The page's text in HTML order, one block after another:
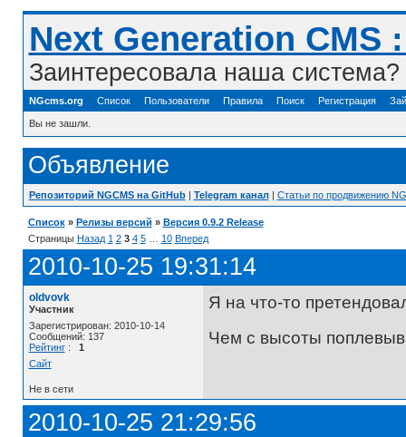
Next Generation
Заинтересовала наша
NGcms.org Список Пользователи Правила Поиск Регистрация
Вы не зашли.
Объявление
Репозиторий NGCMS на GitHub| Telegram канал| Статьи по продвижению
Список » Релизы версий » Версия 0.9.2 Release
Страницы Назад 1 2 3 4 5 10 Вперед
2010-10-25 19:31:14
oldvovk
Участник
Зарегистрирован: 2010-10-14
Сообщений: 137
Рейтинг: 1
Сайт
Я на что-то
Чем с высоты
Не в сети
2010-10-25 21:29:56